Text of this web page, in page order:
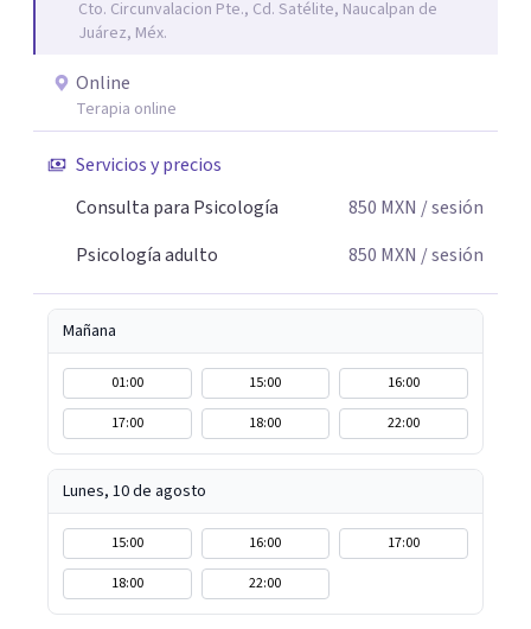
Cto. Circunvalacion Pte., Cd. Satélite, Naucalpan de
Juárez, Méx.
Online
Terapia online
Servicios y precios
Consulta para Psicología
850 MXN / sesión
Psicología adulto
850 MXN / sesión
Mañana
01:00 15:00
16:00
17:00
18:00 22:00
Lunes, 10 de agosto
15:00 16:00
17:00
18:00
22:00